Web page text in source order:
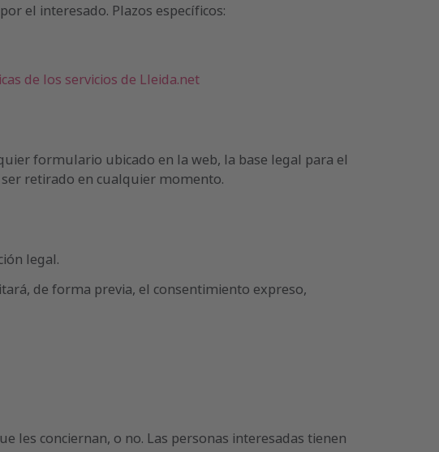
el interesado. Plazos específicos:
de los servicios de Lleida.net
formulario ubicado en la web, la base legal para el
retirado en cualquier momento.
legal.
de forma previa, el consentimiento expreso,
les conciernan, o no. Las personas interesadas tienen